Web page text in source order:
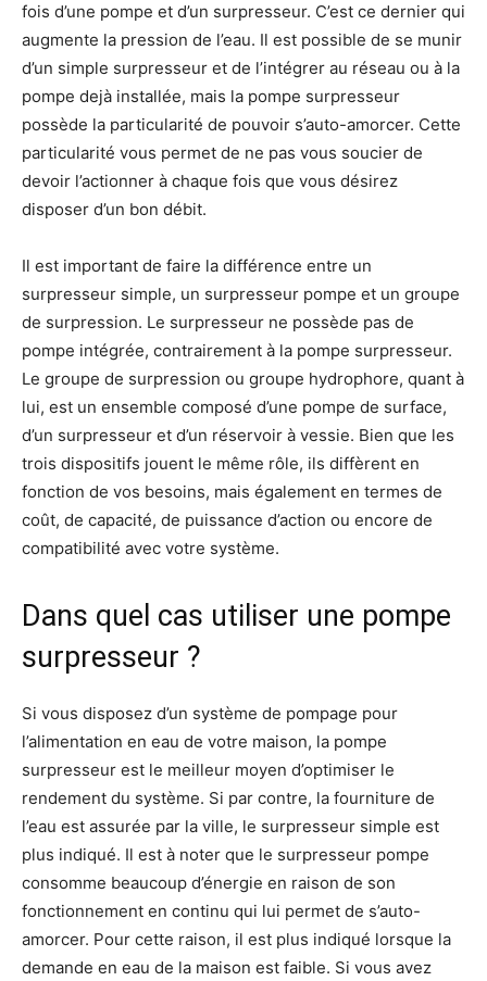
fois d’une pompe et d’un surpresseur. C’est ce dernier qui
augmente la pression de l’eau. Il est possible de se munir
d’un simple surpresseur et de l’intégrer au réseau ou à la
pompe dejà installée, mais la pompe surpresseur
possède la particularité de pouvoir s’auto-amorcer. Cette
particularité vous permet de ne pas vous soucier de
devoir l’actionner à chaque fois que vous désirez
disposer d’un bon débit.
Il est important de faire la différence entre un
surpresseur simple, un surpresseur pompe et un groupe
de surpression. Le surpresseur ne possède pas de
pompe intégrée, contrairement à la pompe surpresseur.
Le groupe de surpression ou groupe hydrophore, quant à
lui, est un ensemble composé d’une pompe de surface,
d’un surpresseur et d’un réservoir à vessie. Bien que les
trois dispositifs jouent le même rôle, ils diffèrent en
fonction de vos besoins, mais également en termes de
coût, de capacité, de puissance d’action ou encore de
compatibilité avec votre système.
Dans quel cas utiliser une pompe
surpresseur ?
Si vous disposez d’un système de pompage pour
l’alimentation en eau de votre maison, la pompe
surpresseur est le meilleur moyen d’optimiser le
rendement du système. Si par contre, la fourniture de
l’eau est assurée par la ville, le surpresseur simple est
plus indiqué. Il est à noter que le surpresseur pompe
consomme beaucoup d’énergie en raison de son
fonctionnement en continu qui lui permet de s’auto-
amorcer. Pour cette raison, il est plus indiqué lorsque la
demande en eau de la maison est faible. Si vous avez